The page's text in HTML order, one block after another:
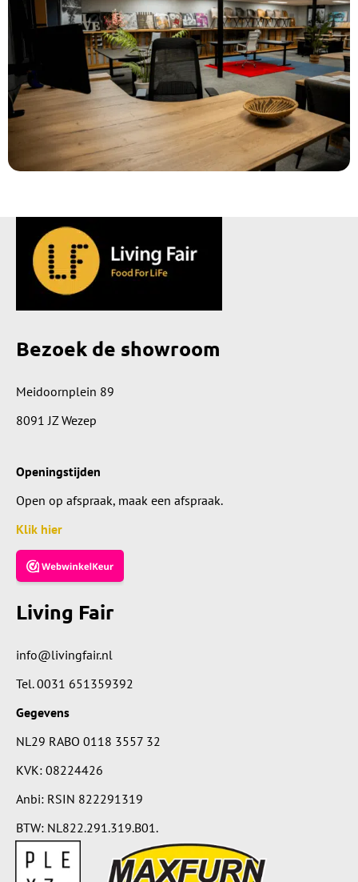
Bezoek de showroom
Meidoornplein 89
8091 JZ Wezep
Openingstijden
Open op afspraak, maak een afspraak.
Klik hier
Living Fair
info@livingfair.nl
Tel.0031 651359392
Gegevens
NL29 RABO 0118 3557 32
KVK: 08224426
Anbi: RSIN 822291319
BTW: NL822.291.319.B01.